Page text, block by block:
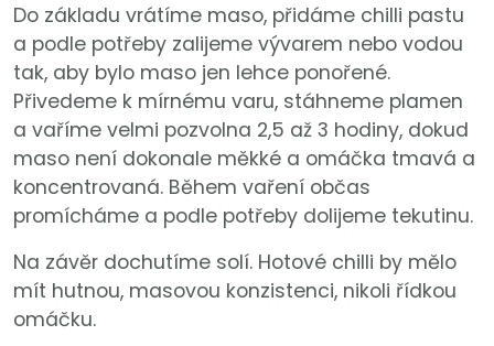
Do základu vrátíme maso, přidáme chilli pastu
a podle potřeby zalijeme vývarem nebo vodou
tak, aby bylo maso jen lehce ponořené.
Přivedeme k mírnému varu, stáhneme plamen
a vaříme velmi pozvolna 2,5 až 3 hodiny, dokud
maso není dokonale měkké a omáčka tmavá a
koncentrovaná. Během vaření občas
promícháme a podle potřeby dolijeme tekutinu.
Na závěr dochutíme solí. Hotové chilli by mělo
mít hutnou, masovou konzistenci, nikoli řídkou
omáčku.